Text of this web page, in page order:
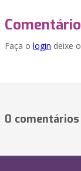
Faça o login deixe
0 comentários